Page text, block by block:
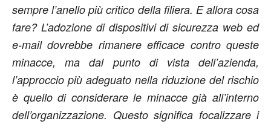
sempre l’anello più critico della filiera. E allora cosa
fare? L’adozione di dispositivi di sicurezza web ed
e-mail dovrebbe rimanere efficace contro queste
minacce, ma dal punto di vista dell’azienda,
l’approccio più adeguato nella riduzione del rischio
è quello di considerare le minacce già all’interno
dell’organizzazione. Questo significa focalizzare i